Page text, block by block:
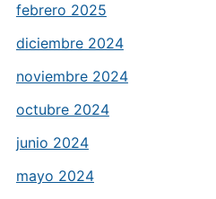
febrero 2025
diciembre 2024
noviembre 2024
octubre 2024
junio 2024
mayo 2024